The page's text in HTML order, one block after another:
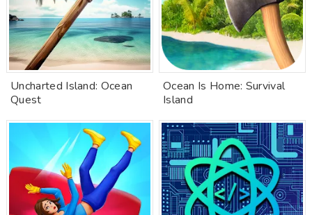
Uncharted Island: Ocean
Quest
Ocean Is Home: Survival
Island